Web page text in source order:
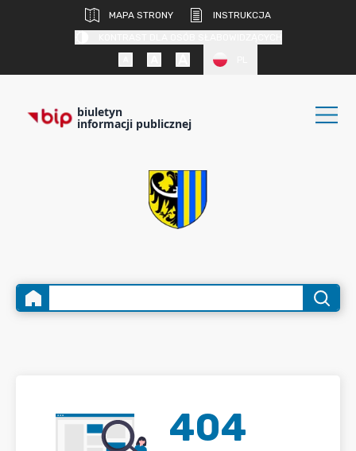
MAPA STRONY
INSTRUKCJA
biuletyn
informacji publicznej
404